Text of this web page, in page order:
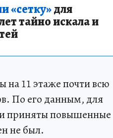
«сетку»для
тайно искала и
на 11 этаже почти всю
По его данным, для
приняты повышенные
не был.